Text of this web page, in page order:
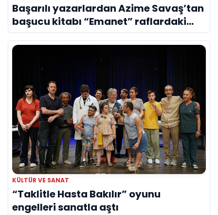
Başarılı yazarlardan Azime Savaş’tan
başucu kitabı “Emanet” raflardaki
yerini aldı
KÜLTÜR VE SANAT
“Taklitle Hasta Bakılır” oyunu
engelleri sanatla aştı